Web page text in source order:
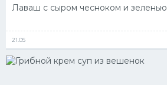
Лаваш с сыром чесноком и зеленью
21.05